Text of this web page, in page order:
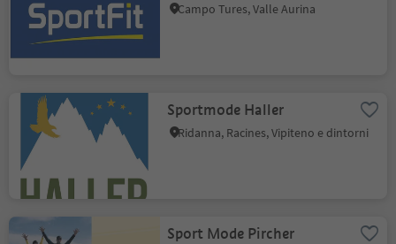
Campo Tures, Valle Aurina
Sportmode Haller
Ridanna, Racines, Vipiteno e dintorni
Sport Mode Pircher